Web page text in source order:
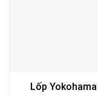
Lốp